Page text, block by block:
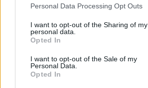
Personal Data Processing Opt Outs
I want to opt-out of the Sharing of my
personal data.
Opted In
I want to opt-out of the Sale of my
Personal Data.
Opted In